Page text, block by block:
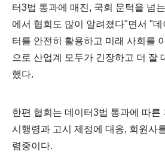
터3법 통과에 매진, 국회 문턱을 넘
에서 협회도 많이 알려졌다"면서 "데
터를 안전히 활용하고 미래 사회를
으로 산업계 모두가 긴장하고 더 잘
했다.
한편 협회는 데이터3법 통과에 따른
시행령과 고시 제정에 대응, 회원사
렴중이다.